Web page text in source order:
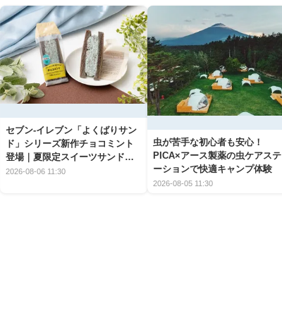
セブン‐イレブン「よくばりサン
ド」シリーズ新作チョコミント
登場｜夏限定スイーツサンドの
爽快な魅力
2026-08-06 11:30
虫が苦手な初心者も安心！
PICA×アース製薬の虫ケアステ
ーションで快適キャンプ体験
2026-08-05 11:30